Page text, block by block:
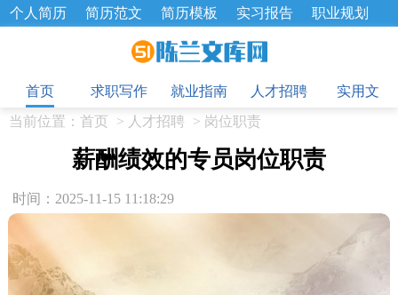
个人简历 简历范文 简历模板 实习报告
职业规划
招聘选拔 绩效考核 企业文化
工作总结
辞职报告
首页
求职写作 就业指南 人才招聘
实用文
当前位置： 首页 > 人才招聘 > 岗位职责
薪酬绩效的专员岗位职责
时间：2025-11-15 11:18:29